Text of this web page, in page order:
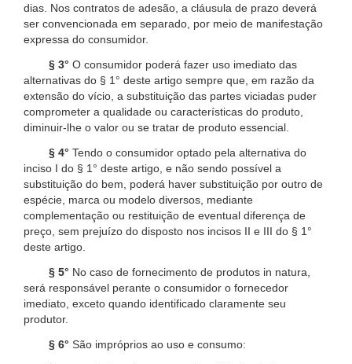
dias. Nos contratos de adesão, a cláusula de prazo deverá
ser convencionada em separado, por meio de manifestação
expressa do consumidor.
§ 3° O consumidor poderá fazer uso imediato das
alternativas do § 1° deste artigo sempre que, em razão da
extensão do vício, a substituição das partes viciadas puder
comprometer a qualidade ou características do produto,
diminuir-lhe o valor ou se tratar de produto essencial.
§ 4° Tendo o consumidor optado pela alternativa do
inciso I do § 1° deste artigo, e não sendo possível a
substituição do bem, poderá haver substituição por outro de
espécie, marca ou modelo diversos, mediante
complementação ou restituição de eventual diferença de
preço, sem prejuízo do disposto nos incisos II e III do § 1°
deste artigo.
§ 5° No caso de fornecimento de produtos in natura,
será responsável perante o consumidor o fornecedor
imediato, exceto quando identificado claramente seu
produtor.
§ 6° São impróprios ao uso e consumo: